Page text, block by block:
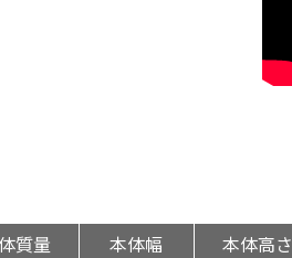
質量 本体幅 本体高さ